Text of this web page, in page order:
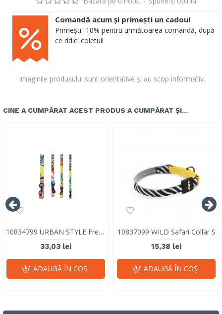
Imaginile produsului sunt orientative și au scop informativ.
Comandă acum și primești un cadou!
Primești -10% pentru următoarea comandă, după
ce ridici coletul!
CINE A CUMPĂRAT ACEST PRODUS A CUMPĂRAT ȘI...
10834799 URBAN STYLE Freestyle Leash M
33,03 lei
ADAUGĂ ÎN COŞ
10837099 WILD Safari Collar S
15,38 lei
ADAUGĂ ÎN COŞ